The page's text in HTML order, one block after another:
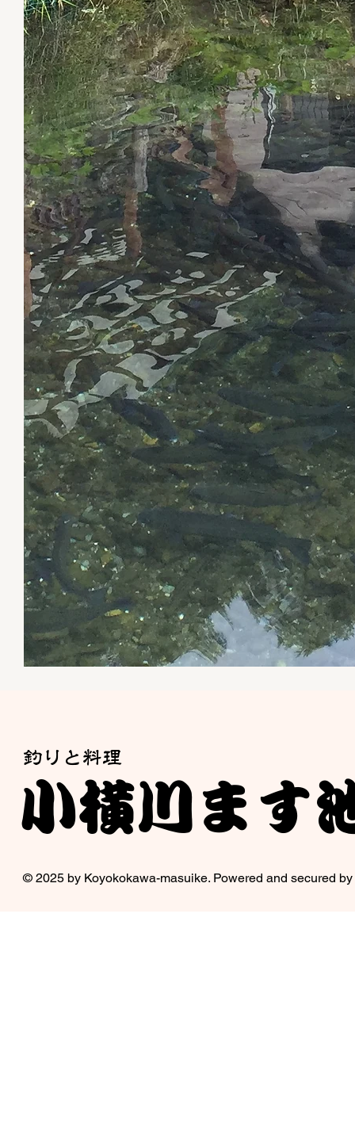
釣りと料理
小横川ます
© 2025 by Koyokokawa-masuike. Powered and secured by